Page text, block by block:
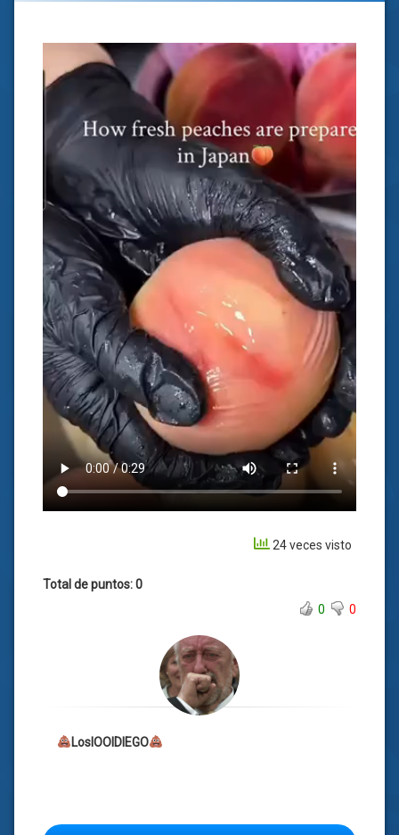
24 veces visto
Total de puntos: 0
0
0
LosIOOIDIEGO